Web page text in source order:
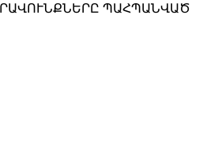
ԻՐԱՎՈՒՆՔՆԵՐԸ ՊԱՀՊԱՆՎԱԾ